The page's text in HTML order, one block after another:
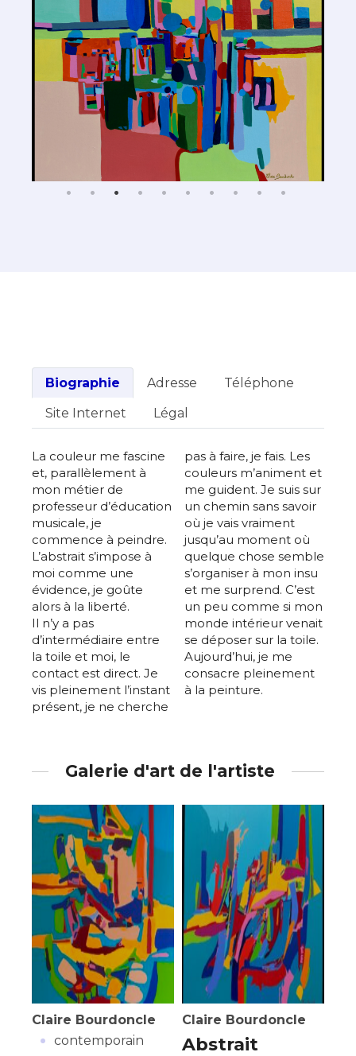
Biographie Adresse
Téléphone
Site Internet
Légal
La couleur me fascine
et, parallèlement à
mon métier de
professeur d’éducation
musicale, je
commence à peindre.
L’abstrait s’impose à
moi comme une
évidence, je goûte
alors à la liberté.
Il n’y a pas
d’intermédiaire entre
la toile et moi, le
contact est direct. Je
vis pleinement l’instant
présent, je ne cherche
pas à faire, je fais. Les
couleurs m’animent et
me guident. Je suis sur
un chemin sans savoir
où je vais vraiment
jusqu’au moment où
quelque chose semble
s’organiser à mon insu
et me surprend. C’est
un peu comme si mon
monde intérieur venait
se déposer sur la toile.
Aujourd’hui, je me
consacre pleinement
à la peinture.
Galerie d'art de l'artiste
Claire Bourdoncle
· contemporain
Claire Bourdoncle
Abstrait